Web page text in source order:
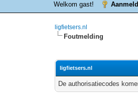
Welkom gast!
ligfietsers.nl
Foutmelding
ligfietsers.nl
De authorisatiecodes